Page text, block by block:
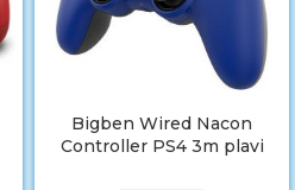
Bigben Wired Nacon
Controller PS4 3m plavi